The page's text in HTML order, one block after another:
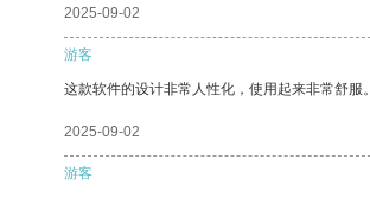
2025-09-02
游客
这款软件的设计非常人性化，使用起来非常舒服。
2025-09-02
游客